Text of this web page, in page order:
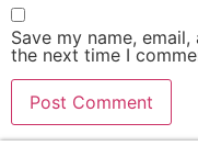
Save my name,
the next time I